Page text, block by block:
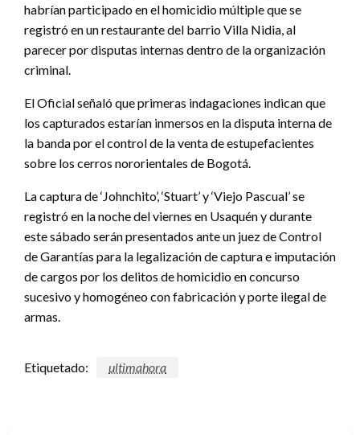
habrían participado en el homicidio múltiple que se
registró en un restaurante del barrio Villa Nidia, al
parecer por disputas internas dentro de la organización
criminal.
El Oficial señaló que primeras indagaciones indican que
los capturados estarían inmersos en la disputa interna de
la banda por el control de la venta de estupefacientes
sobre los cerros nororientales de Bogotá.
La captura de ‘Johnchito’, ‘Stuart’ y ‘Viejo Pascual’ se
registró en la noche del viernes en Usaquén y durante
este sábado serán presentados ante un juez de Control
de Garantías para la legalización de captura e imputación
de cargos por los delitos de homicidio en concurso
sucesivo y homogéneo con fabricación y porte ilegal de
armas.
Etiquetado: ultimahora